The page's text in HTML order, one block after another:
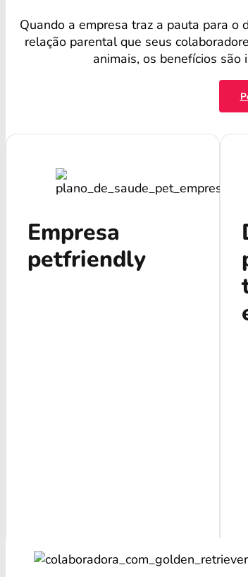
Quando a empresa traz a pauta para o
relação parental que seus
animais, os benefícios são
Empresa
petfriendly